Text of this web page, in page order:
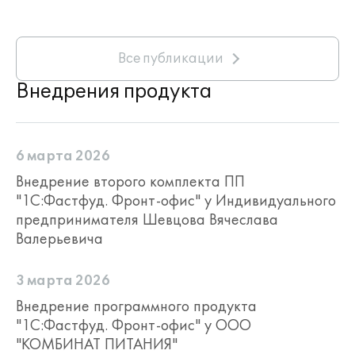
Все публикации
Внедрения продукта
6 марта 2026
Внедрение второго комплекта ПП
"1С:Фастфуд. Фронт-офис" у Индивидуального
предпринимателя Шевцова Вячеслава
Валерьевича
3 марта 2026
Внедрение программного продукта
"1С:Фастфуд. Фронт-офис" у ООО
"КОМБИНАТ ПИТАНИЯ"